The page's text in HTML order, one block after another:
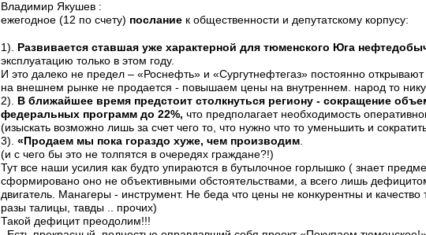
Владимир Якушев :
ежегодное (12 по счету) послание к общественности и депутатскому корпусу:
1). Развивается ставшая уже характерной для тюменского Юга
эксплуатацию только в этом году.
И это далеко не предел – «Роснефть» и «Сургутнефтегаз» постоянно
на внешнем рынке не продается - повышаем цены на внутреннем. народ то
2). В ближайшее время предстоит столкнуться региону - сокращение
федеральных программ до 22%, что предполагает необходимость
(изыскать возможно лишь за счет чего то, что нужно что то уменьшить и
3). «Продаем мы пока гораздо хуже, чем производим.
(и с чего бы это не толпятся в очередях граждане?!)
Тут все наши усилия как будто упираются в бутылочное горлышко ( знает
сформировано оно не объективными обстоятельствами, а всего лишь
двигатель. Манагеры - инструмент. Не беда что цены не конкурентны и
разы талицы, тавды .. прочих)
Такой дефицит преодолим!!!